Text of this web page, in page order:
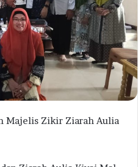
Majelis Zikir Ziarah Aulia